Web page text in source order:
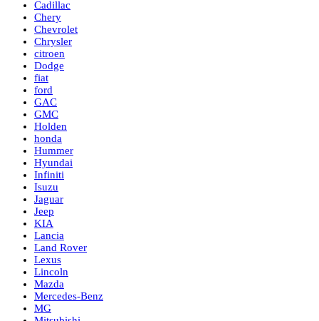
Cadillac
Chery
Chevrolet
Chrysler
citroen
Dodge
fiat
ford
GAC
GMC
Holden
honda
Hummer
Hyundai
Infiniti
Isuzu
Jaguar
Jeep
KIA
Lancia
Land Rover
Lexus
Lincoln
Mazda
Mercedes-Benz
MG